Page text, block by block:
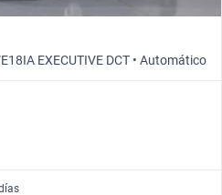
EXECUTIVE DCT • Automático